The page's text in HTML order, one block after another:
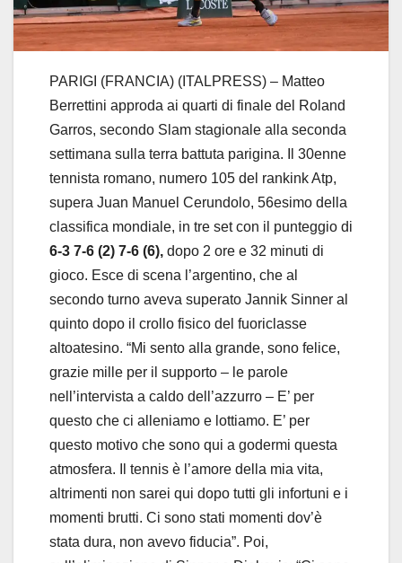
PARIGI (FRANCIA) (ITALPRESS) – Matteo
Berrettini approda ai quarti di finale del Roland
Garros, secondo Slam stagionale alla seconda
settimana sulla terra battuta parigina. Il 30enne
tennista romano, numero 105 del rankink Atp,
supera Juan Manuel Cerundolo, 56esimo della
classifica mondiale, in tre set con il punteggio di
6-3 7-6 (2) 7-6 (6), dopo 2 ore e 32 minuti di
gioco. Esce di scena l’argentino, che al
secondo turno aveva superato Jannik Sinner al
quinto dopo il crollo fisico del fuoriclasse
altoatesino. “Mi sento alla grande, sono felice,
grazie mille per il supporto – le parole
nell’intervista a caldo dell’azzurro – E’ per
questo che ci alleniamo e lottiamo. E’ per
questo motivo che sono qui a godermi questa
atmosfera. Il tennis è l’amore della mia vita,
altrimenti non sarei qui dopo tutti gli infortuni e i
momenti brutti. Ci sono stati momenti dov’è
stata dura, non avevo fiducia”. Poi,